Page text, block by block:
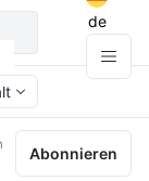
de
Abonnieren